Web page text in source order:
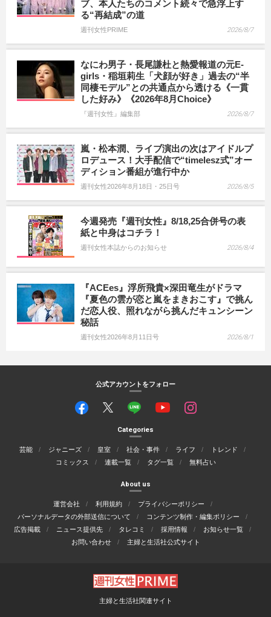
ブ、本人たちのコメント続々で急浮上す
る“再結成”の道
週刊女性PRIME 2026/8/7
なにわ男子・長尾謙杜と熱愛報道の元E-
girls・稲垣莉生「犬顔が好き」過去の“半
同棲モデル”との共通点から透ける《一貫
した好み》《2026年8月Choice》
『週刊女性』編集部 2026/8/7
嵐・松本潤、ライブ演出の次はアイドルプ
ロデュース！大手配信で“timelesz式”オー
ディション番組が進行中か
週刊女性2026年8月18日・25日号 2026/8/5
今週発売『週刊女性』8/18,25合併号の表
紙と中身はコチラ！
週刊女性本誌からのお知らせ 2026/8/4
『ACEes』浮所飛貴×深田竜生がドラマ
『夏色の雲が恋と嵐をまきおこす』で挑ん
だ恋人役、照れながら挑んだキュンシーン
秘話
週刊女性2026年8月11日号 2026/8/1
公式アカウントをフォロー
Categories
芸能 ジャニーズ 皇室 社会・事件 ライフ
トレンド
コミックス
連載一覧 タグ一覧 無料占い
About us
運営会社 利用規約
プライバシーポリシー
パーソナルデータの外部送信について
コンテンツ制作・編集ポリシー
広告掲載
ニュース提供先 タレコミ 採用情報
お知らせ一覧
お問い合わせ
主婦と生活社公式サイト
主婦と生活社関連サイト